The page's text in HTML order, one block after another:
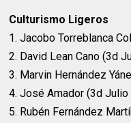
Culturismo Ligeros
1. Jacobo Torreblanca
2. David Lean Cano (3d
3. Marvin Hernández
4. José Amador (3d
5. Rubén Fernández